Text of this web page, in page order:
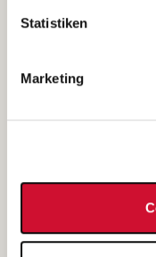
unserer
Statistiken
Marketing
(Ein
e.V.)
Bewerbung als
Bewerbung als